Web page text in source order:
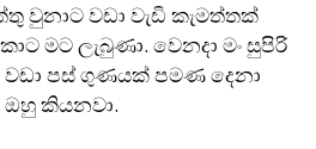
වුනාට වඩා වැඩි කැමත්තක්
මට ලැබුණා. වෙනදා මං සුපිරි
පස් ගුණයක් පමණ දෙනා
ඔහු කියනවා.